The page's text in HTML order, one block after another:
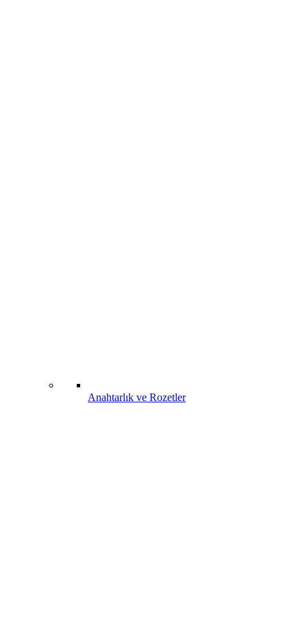
Anahtarlık ve Rozetler